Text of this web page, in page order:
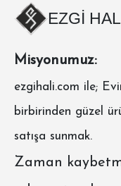
EZGİ
Misyonumuz:
ezgihali.com ile;
birbirinden güzel
satışa sunmak.
Zaman